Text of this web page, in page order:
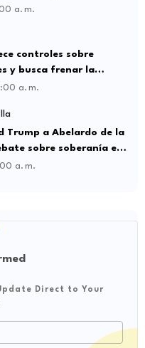
a. m.
controles sobre
y busca frenar la
ilegal
a. m.
Trump a Abelardo de la
sobre soberanía e
a. m.
Direct to Your